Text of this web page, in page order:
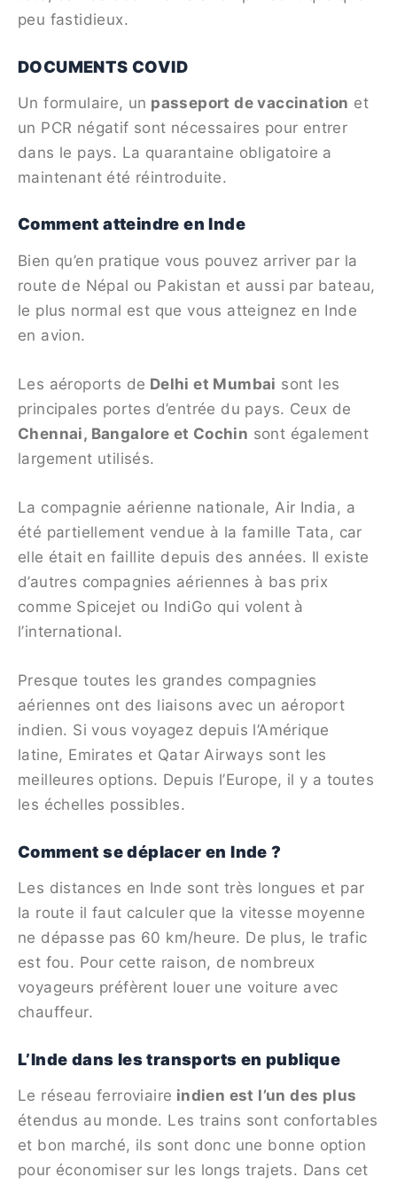
peu fastidieux.
DOCUMENTS COVID
Un formulaire, un passeport de vaccination et
un PCR négatif sont nécessaires pour entrer
dans le pays. La quarantaine obligatoire a
maintenant été réintroduite.
Comment atteindre en Inde
Bien qu’en pratique vous pouvez arriver par la
route de Népal ou Pakistan et aussi par bateau,
le plus normal est que vous atteignez en Inde
en avion.
Les aéroports de Delhi et Mumbai sont les
principales portes d’entrée du pays. Ceux de
Chennai, Bangalore et Cochin sont également
largement utilisés.
La compagnie aérienne nationale, Air India, a
été partiellement vendue à la famille Tata, car
elle était en faillite depuis des années. Il existe
d’autres compagnies aériennes à bas prix
comme Spicejet ou IndiGo qui volent à
l’international.
Presque toutes les grandes compagnies
aériennes ont des liaisons avec un aéroport
indien. Si vous voyagez depuis l’Amérique
latine, Emirates et Qatar Airways sont les
meilleures options. Depuis l’Europe, il y a toutes
les échelles possibles.
Comment se déplacer en Inde ?
Les distances en Inde sont très longues et par
la route il faut calculer que la vitesse moyenne
ne dépasse pas 60 km/heure. De plus, le trafic
est fou. Pour cette raison, de nombreux
voyageurs préfèrent louer une voiture avec
chauffeur.
L’Inde dans les transports en publique
Le réseau ferroviaire indien est l’un des plus
étendus au monde. Les trains sont confortables
et bon marché, ils sont donc une bonne option
pour économiser sur les longs trajets. Dans cet